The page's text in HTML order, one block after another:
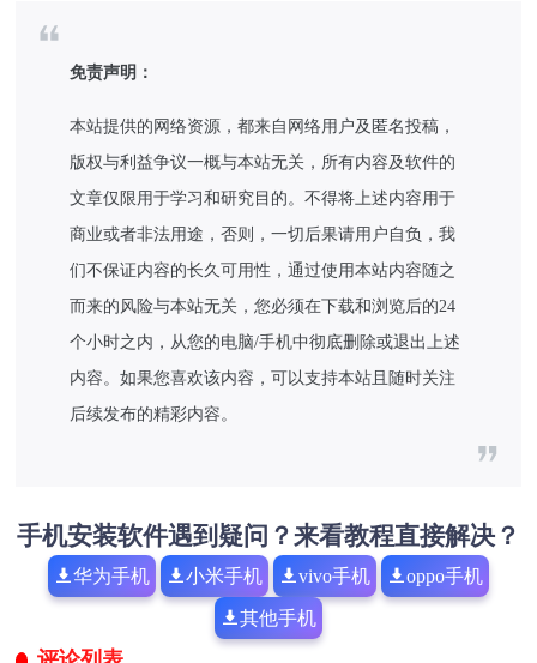
免责声明：
本站提供的网络资源，都来自网络用户及匿名投稿，
版权与利益争议一概与本站无关，所有内容及软件的
文章仅限用于学习和研究目的。不得将上述内容用于
商业或者非法用途，否则，一切后果请用户自负，我
们不保证内容的长久可用性，通过使用本站内容随之
而来的风险与本站无关，您必须在下载和浏览后的24
个小时之内，从您的电脑/手机中彻底删除或退出上述
内容。如果您喜欢该内容，可以支持本站且随时关注
后续发布的精彩内容。
手机安装软件遇到疑问？来看教程直接解决？
华为手机 小米手机 vivo手机 oppo手机
其他手机